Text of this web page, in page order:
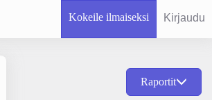
Kokeile ilmaiseksi Kirjaudu
Raportit